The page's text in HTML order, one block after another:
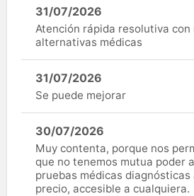
31/07/2026
Atención rápida resolutiva con
alternativas médicas
31/07/2026
Se puede mejorar
30/07/2026
Muy contenta, porque nos
que no tenemos mutua poder
pruebas médicas diagnósticas
precio, accesible a cualquiera.